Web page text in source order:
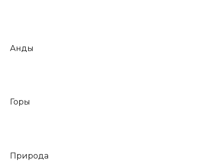
Анды
Горы
Природа